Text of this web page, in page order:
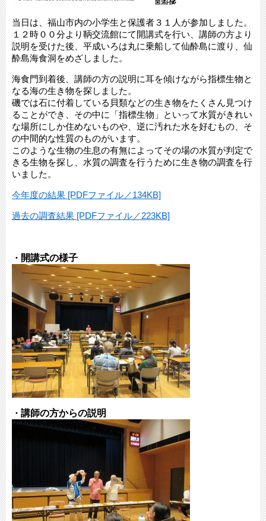
当日は、福山市内の小学生と保護者３１人が参加しました。
１２時００分より鞆交流館にて開講式を行い、講師の方より
説明を受けた後、平成いろは丸に乗船して仙酔島に渡り、仙
酔島海食洞をめざしました。
海食門到着後、講師の方の説明に耳を傾けながら指標生物と
なる海の生き物を探しました。
磯では石に付着している貝類などの生き物をたくさん見つけ
ることができ、その中に「指標生物」といって水質がきれい
な場所にしか住めないものや、逆に汚れた水を好むもの、そ
の中間的な性質のものがいます。
このような生物の生息の有無によってその場の水質が判定で
きる生物を探し、水質の調査を行うために生き物の調査を行
いました。
今年度の結果 [PDFファイル／134KB]
過去の調査結果 [PDFファイル／223KB]
・ 開講式の様子
・ 講師の方からの説明